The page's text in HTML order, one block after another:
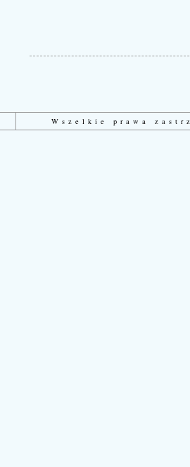
Wszelkie prawa